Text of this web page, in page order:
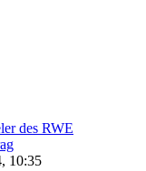
des RWE
10:35